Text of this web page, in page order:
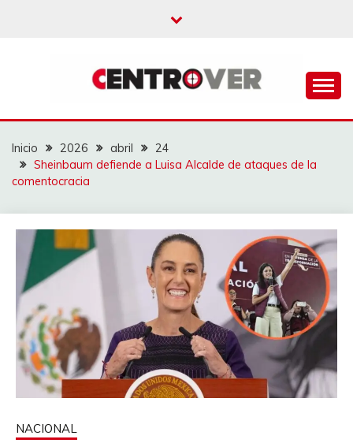
CENTROVER
NOTICIAS
Inicio 2026 abril
24
Sheinbaum defiende a Luisa Alcalde de ataques de la
comentocracia
NACIONAL